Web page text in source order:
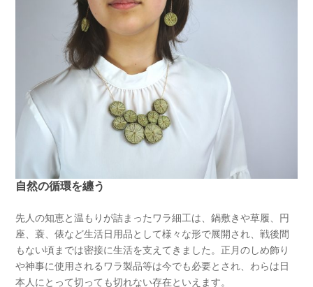
自然の循環を纏う
先人の知恵と温もりが詰まったワラ細工は、鍋敷きや草履、円
座、蓑、俵など生活日用品として様々な形で展開され、戦後間
もない頃までは密接に生活を支えてきました。正月のしめ飾り
や神事に使用されるワラ製品等は今でも必要とされ、わらは日
本人にとって切っても切れない存在といえます。